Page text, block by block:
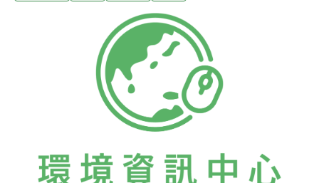
台電的謊言。與會者包括歌手巴奈、那布，台東大學教授
廖秋娥、台灣綠黨共同召集人文魯彬、綠黨發言人潘翰聲
等。渡邊指出，日本儼然成為一座「原子力村」，透過電
力公司（及其關係企業）、官僚、學者、媒體強力宣傳、
政客等的完美搭配，創造出一套讓民眾認為原子力（核
電）是絕對安全的神話。安全神話幕後的獲利者也包括設
計製造核電廠的公司。文魯彬說，美國因為有核能的技
武，即便日本曾受過原子彈的災難，仍然抱